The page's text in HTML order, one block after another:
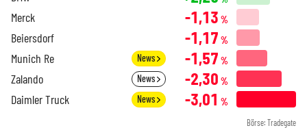
Merck -1,13 %
Beiersdorf -1,17 %
Munich Re News -1,57 %
Zalando News -2,30 %
Daimler Truck News -3,01 %
Börse: Tradegate